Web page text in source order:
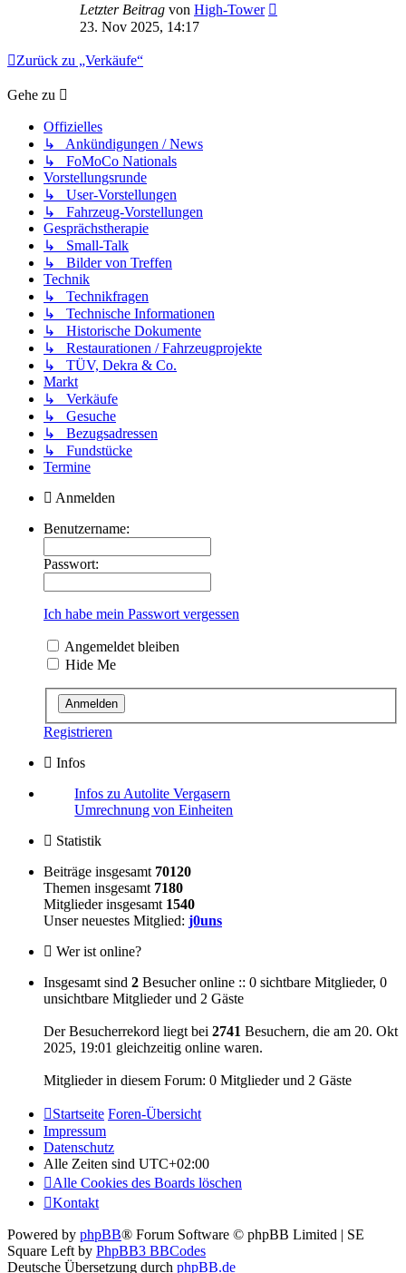
Letzter Beitrag von High-Tower
23. Nov 2025, 14:17
Zurück zu „Verkäufe“
Gehe zu
Offizielles
↳ Ankündigungen / News
↳ FoMoCo Nationals
Vorstellungsrunde
↳ User-Vorstellungen
↳ Fahrzeug-Vorstellungen
Gesprächstherapie
↳ Small-Talk
↳ Bilder von Treffen
Technik
↳ Technikfragen
↳ Technische Informationen
↳ Historische Dokumente
↳ Restaurationen / Fahrzeugprojekte
↳ TÜV, Dekra & Co.
Markt
↳ Verkäufe
↳ Gesuche
↳ Bezugsadressen
↳ Fundstücke
Termine
Anmelden
Benutzername:
Passwort:
Ich habe mein Passwort vergessen
Angemeldet bleiben
Hide Me
Registrieren
Infos
Infos zu Autolite Vergasern
Umrechnung von Einheiten
Statistik
Beiträge insgesamt 70120
Themen insgesamt 7180
Mitglieder insgesamt 1540
Unser neuestes Mitglied: j0uns
Wer ist online?
Insgesamt sind 2 Besucher online :: 0 sichtbare Mitglieder, 0
unsichtbare Mitglieder und 2 Gäste
Der Besucherrekord liegt bei 2741 Besuchern, die am 20. Okt
2025, 19:01 gleichzeitig online waren.
Mitglieder in diesem Forum: 0 Mitglieder und 2 Gäste
Startseite Foren-Übersicht
Impressum
Datenschutz
Alle Zeiten sind UTC+02:00
Alle Cookies des Boards löschen
Kontakt
Powered by phpBB® Forum Software © phpBB Limited | SE
Square Left by PhpBB3 BBCodes
Deutsche Übersetzung durch phpBB.de